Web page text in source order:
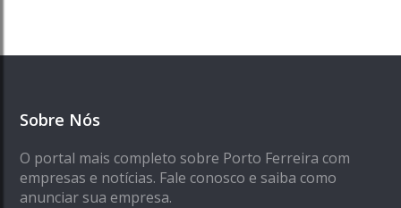
Sobre Nós
O portal mais completo sobre Porto Ferreira com
empresas e notícias. Fale conosco e saiba como
anunciar sua empresa.